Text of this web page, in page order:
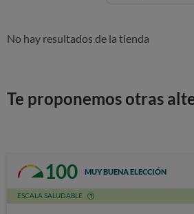
No hay resultados de la tienda
Te proponemos otras
100 MUY BUENA ELECCIÓN
ESCALA SALUDABLE